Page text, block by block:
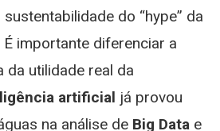
do “hype” da
importante diferenciar a
da utilidade real da
artificial já provou
na análise de Big Datae